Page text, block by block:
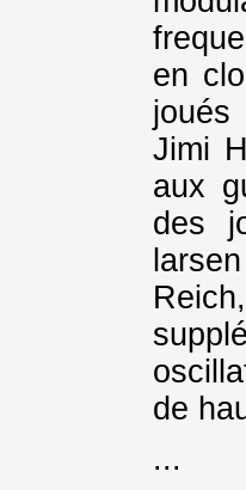
en
joués
Jimi
aux
des
de
...